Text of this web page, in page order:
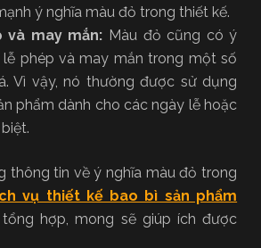
ý nghĩa màu đỏ trong thiết kế.
và may mắn: Màu đỏ cũng có ý
lễ phép và may mắn trong một số
Vì vậy, nó thường được sử dụng
phẩm dành cho các ngày lễ hoặc
thông tin về ý nghĩa màu đỏ trong
vụ thiết kế bao bì sản phẩm
tổng hợp, mong sẽ giúp ích được